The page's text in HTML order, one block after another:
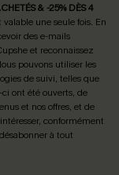
& -25% DÈS 4
une seule fois. En
des e-mails
et reconnaissez
pouvons utiliser les
de suivi, telles que
ont été ouverts, de
et nos offres, et de
conformément
à tout